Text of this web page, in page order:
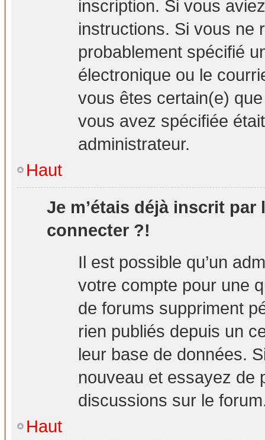
inscription. Si vous
instructions. Si vous ne
probablement spécifié
électronique ou le
vous êtes certain(e)
vous avez spécifiée
administrateur.
Haut
Je m’étais déjà inscrit
connecter ?!
Il est possible qu’un
votre compte pour une
de forums suppriment
rien publiés depuis un
leur base de données.
nouveau et essayez de
discussions sur le
Haut